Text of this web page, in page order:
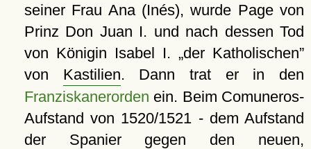
seiner Frau Ana (Inés), wurde Page von
Prinz Don Juan I. und nach dessen Tod
von Königin Isabel I.
der Katholischen
von Kastilien. Dann trat er in den
Franziskanerorden ein. Beim Comuneros-
Aufstand von 1520/1521 - dem Aufstand
der Spanier gegen den neuen,